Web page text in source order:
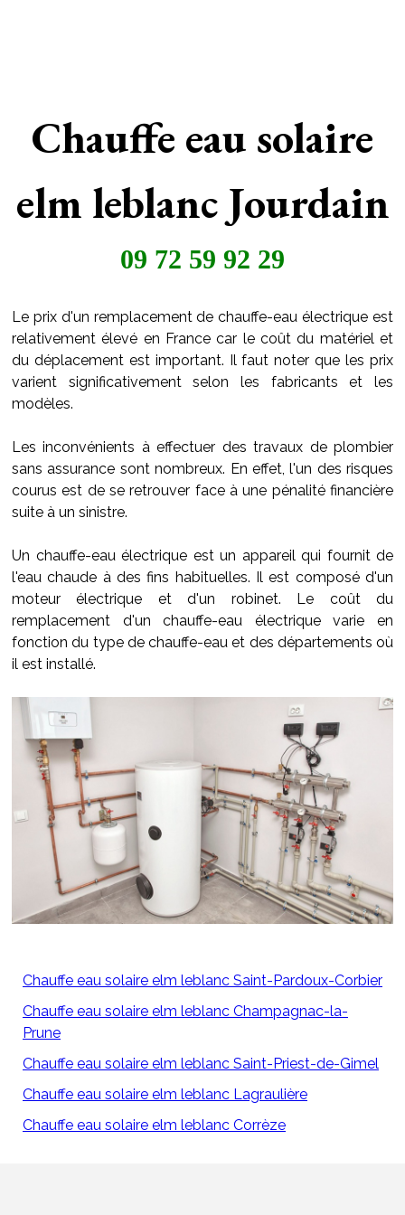
Chauffe eau solaire
elm leblanc Jourdain
09 72 59 92 29
Le prix d'un remplacement de chauffe-eau électrique est
relativement élevé en France car le coût du matériel et
du déplacement est important. Il faut noter que les prix
varient significativement selon les fabricants et les
modèles.
Les inconvénients à effectuer des travaux de plombier
sans assurance sont nombreux. En effet, l'un des risques
courus est de se retrouver face à une pénalité financière
suite à un sinistre.
Un chauffe-eau électrique est un appareil qui fournit de
l'eau chaude à des fins habituelles. Il est composé d'un
moteur électrique et d'un robinet. Le coût du
remplacement d'un chauffe-eau électrique varie en
fonction du type de chauffe-eau et des départements où
il est installé.
Chauffe eau solaire elm leblanc Saint-Pardoux-Corbier
Chauffe eau solaire elm leblanc Champagnac-la-
Prune
Chauffe eau solaire elm leblanc Saint-Priest-de-Gimel
Chauffe eau solaire elm leblanc Lagraulière
Chauffe eau solaire elm leblanc Corrèze